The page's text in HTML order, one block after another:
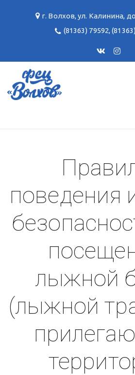
г. Волхов,ул. Калинина,
(81363) 79592,
поведения
лыжной
(лыжной